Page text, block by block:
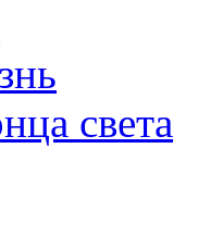
света